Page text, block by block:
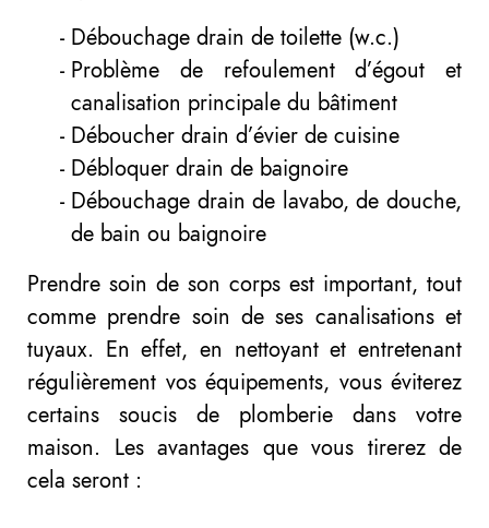
Débouchage drain de toilette (w.c.)
Problème de refoulement d’égout et
canalisation principale du bâtiment
Déboucher drain d’évier de cuisine
Débloquer drain de baignoire
Débouchage drain de lavabo, de douche,
de bain ou baignoire
Prendre soin de son corps est important, tout
comme prendre soin de ses canalisations et
tuyaux. En effet, en nettoyant et entretenant
régulièrement vos équipements, vous éviterez
certains soucis de plomberie dans votre
maison. Les avantages que vous tirerez de
cela seront :